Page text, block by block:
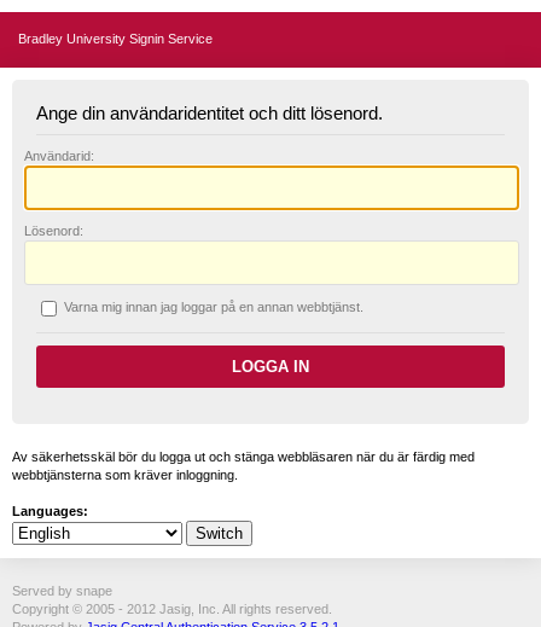
Bradley University Signin Service
Ange din användaridentitet och ditt lösenord.
Användarid:
L ösenord:
Varna mig innan jag loggar på en annan webbtjänst.
Av säkerhetsskäl bör du logga ut och stänga webbläsaren när du är färdig med
webbtjänsterna som kräver inloggning.
Languages:
Served by snape
Copyright © 2005 - 2012 Jasig, Inc. All rights reserved.